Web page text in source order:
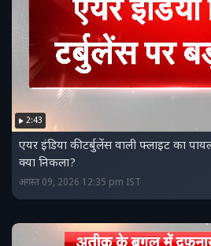
2:43
एयर इंडिया की टर्बुलेंस वाली फ्लाइट का
क्या निकला?
अगस्त 09, 2026 12:35 pm IST